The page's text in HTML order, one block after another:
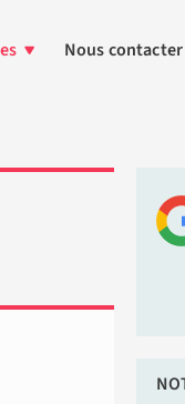
Nous contacter